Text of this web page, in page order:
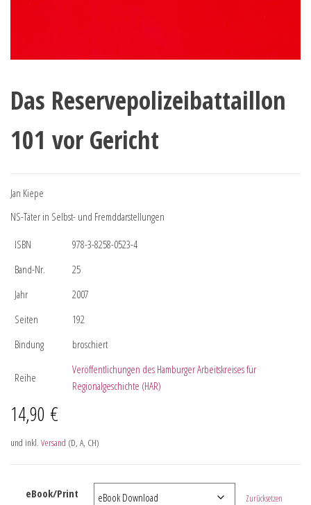
Das Reservepolizeibattaillon
101 vor Gericht
Jan Kiepe
NS-Täter in Selbst- und Fremddarstellungen
ISBN
978-3-8258-0523-4
Band-Nr.
25
Jahr
2007
Seiten
192
Bindung
broschiert
Reihe
Veröffentlichungen des Hamburger Arbeitskreises für
Regionalgeschichte (HAR)
14,90 €
und inkl. Versand (D, A, CH)
eBook/Print Zurücksetzen